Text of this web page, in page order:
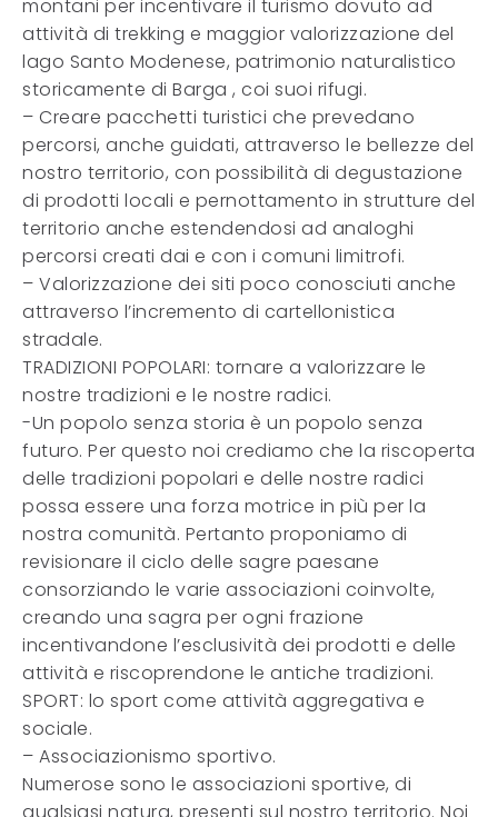
montani per incentivare il turismo dovuto ad
attività di trekking e maggior valorizzazione del
lago Santo Modenese, patrimonio naturalistico
storicamente di Barga , coi suoi rifugi.
– Creare pacchetti turistici che prevedano
percorsi, anche guidati, attraverso le bellezze del
nostro territorio, con possibilità di degustazione
di prodotti locali e pernottamento in strutture del
territorio anche estendendosi ad analoghi
percorsi creati dai e con i comuni limitrofi.
– Valorizzazione dei siti poco conosciuti anche
attraverso l’incremento di cartellonistica
stradale.
TRADIZIONI POPOLARI: tornare a valorizzare le
nostre tradizioni e le nostre radici.
-Un popolo senza storia è un popolo senza
futuro. Per questo noi crediamo che la riscoperta
delle tradizioni popolari e delle nostre radici
possa essere una forza motrice in più per la
nostra comunità. Pertanto proponiamo di
revisionare il ciclo delle sagre paesane
consorziando le varie associazioni coinvolte,
creando una sagra per ogni frazione
incentivandone l’esclusività dei prodotti e delle
attività e riscoprendone le antiche tradizioni.
SPORT: lo sport come attività aggregativa e
sociale.
– Associazionismo sportivo.
Numerose sono le associazioni sportive, di